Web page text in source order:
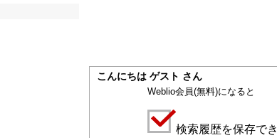
こんにちは ゲスト さん
Weblio会員(無料)になると
検索履歴を保存でき